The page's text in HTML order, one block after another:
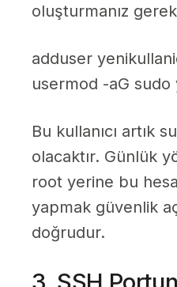
oluşturmanız
adduser
usermod -aG sudo
Bu kullanıcı artık
olacaktır. Günlük
root yerine bu
yapmak güvenlik
doğrudur.